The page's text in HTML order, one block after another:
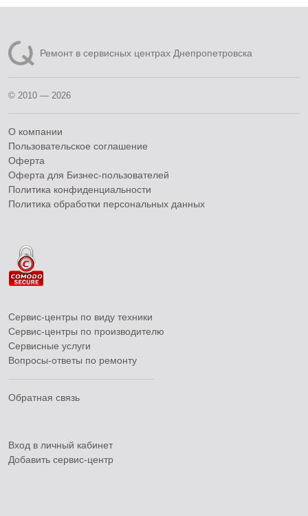
Ремонт в сервисных центрах Днепропетровска
© 2010 — 2026
О компании
Пользовательское соглашение
Оферта
Оферта для Бизнес-пользователей
Политика конфиденциальности
Политика обработки персональных данных
Сервис-центры по виду техники
Сервис-центры по производителю
Сервисные услуги
Вопросы-ответы по ремонту
Обратная связь
Вход в личный кабинет
Добавить сервис-центр